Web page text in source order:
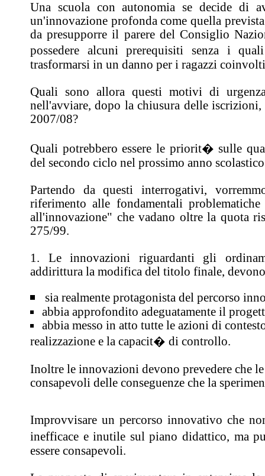
Una scuola con autonomia se decide di
un'innovazione profonda come quella
da presupporre il parere del Consiglio
possedere alcuni prerequisiti senza i
trasformarsi in un danno per i ragazzi
Quali sono allora questi motivi di
nell'avviare, dopo la chiusura delle
2007/08?
Quali potrebbero essere le priorit� sulle
del secondo ciclo nel prossimo anno
Partendo da questi interrogativi,
riferimento alle fondamentali
all'innovazione" che vadano oltre la quota
275/99.
1. Le innovazioni riguardanti gli
addirittura la modifica del titolo finale,
sia realmente protagonista del percorso
abbia approfondito adeguatamente il
abbia messo in atto tutte le azioni di
realizzazione e la capacit� di controllo.
Inoltre le innovazioni devono prevedere che
consapevoli delle conseguenze che la
Improvvisare un percorso innovativo che
inefficace e inutile sul piano didattico, ma
essere consapevoli.